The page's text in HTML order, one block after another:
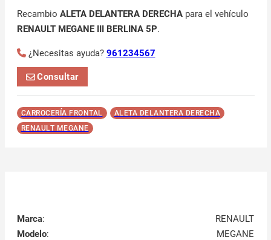
Recambio ALETA DELANTERA DERECHApara el vehículo
RENAULT MEGANE III BERLINA 5P.
¿Necesitas ayuda? 961234567
Consultar
CARROCERÍA FRONTAL
ALETA DELANTERA DERECHA
RENAULT MEGANE
Marca:
RENAULT
Modelo:
MEGANE